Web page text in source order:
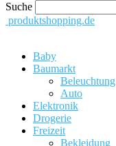
Suche
produktshopping.de
Baby
Baumarkt
Beleuchtung
Auto
Elektronik
Drogerie
Freizeit
Bekleidung